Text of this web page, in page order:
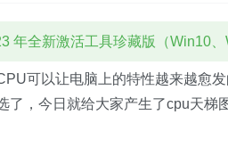
年全新激活工具珍藏版（Win10、
可以让电脑上的特性越来越愈
了，今日就给大家产生了cpu天梯